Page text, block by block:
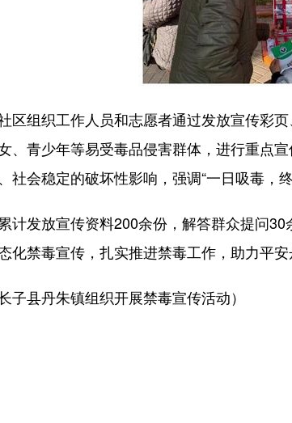
组织工作人员和志愿者通过发放宣传彩页
、青少年等易受毒品侵害群体，进行重点
社会稳定的破坏性影响，强调“一日吸毒，
发放宣传资料200余份，解答群众提问30
化禁毒宣传，扎实推进禁毒工作，助力平安
县丹朱镇组织开展禁毒宣传活动）